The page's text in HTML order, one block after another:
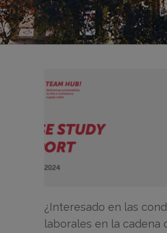
¿Interesado en las
laborales en la cadena